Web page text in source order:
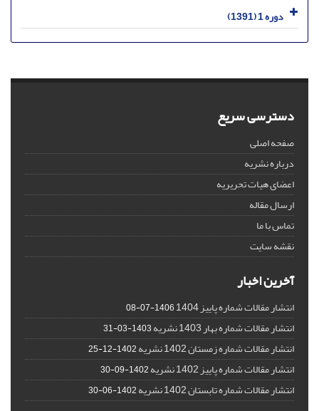
دوره 1 (1391)
دسترسی سریع
صفحه اصلی
درباره نشریه
اعضای هیات تحریریه
ارسال مقاله
تماس با ما
نقشه سایت
آخرین اخبار
انتشار مقالات شماره پاییز 1404 1406-07-08
انتشار مقالات شماره بهار 1403 نشریه 1403-03-31
انتشار مقالات شماره زمستان 1402 نشریه 1402-12-25
انتشار مقالات شماره پاییز 1402 نشریه 1402-09-30
انتشار مقالات شماره تابستان 1402 نشریه 1402-06-30